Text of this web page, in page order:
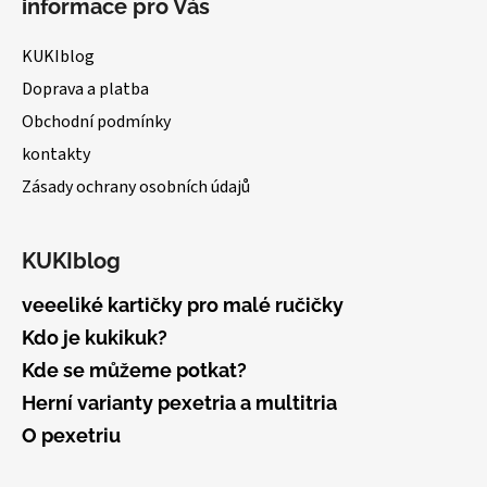
informace pro Vás
KUKIblog
Doprava a platba
Obchodní podmínky
kontakty
Zásady ochrany osobních údajů
KUKIblog
veeeliké kartičky pro malé ručičky
Kdo je kukikuk?
Kde se můžeme potkat?
Herní varianty pexetria a multitria
O pexetriu